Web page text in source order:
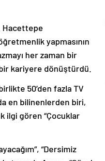
Hacettepe
yapmasının
her zaman bir
kariyere dönüştürdü.
50’den fazla TV
en bilinenlerden biri,
ilgi gören “Çocuklar
“Dersimiz